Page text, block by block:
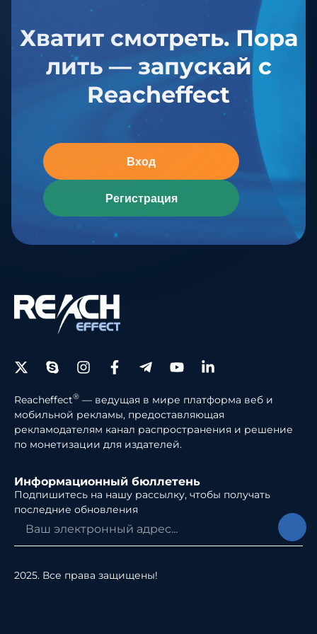
Хватит смотреть. Пора
лить — запускай с
Reacheffect
Вход
Регистрация
Reacheffect® — ведущая в мире платформа веб и
мобильной рекламы, предоставляющая
рекламодателям канал распространения и решение
по монетизации для издателей.
Информационный бюллетень
Подпишитесь на нашу рассылку, чтобы получать
последние обновления
2025. Все права защищены!